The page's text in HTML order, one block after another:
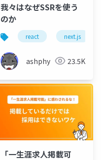
集客 成功事例
我々はなぜSSRを使う
のか
react next.js
ashphy 23.5K
「一生涯求人掲載可